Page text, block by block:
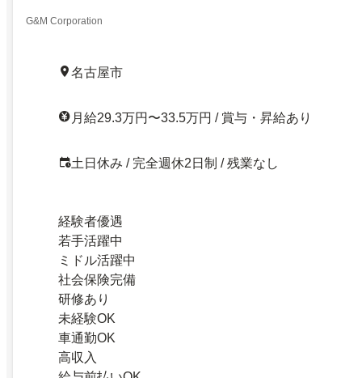
G&M Corporation
名古屋市
月給29.3万円〜33.5万円 / 賞与・昇給あり
土日休み / 完全週休2日制 / 残業なし
経験者優遇
若手活躍中
ミドル活躍中
社会保険完備
研修あり
未経験OK
車通勤OK
高収入